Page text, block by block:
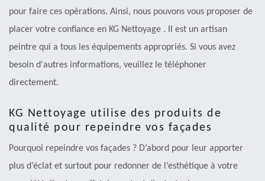
pour faire ces opérations. Ainsi, nous pouvons vous proposer de
placer votre confiance en KG Nettoyage . Il est un artisan
peintre qui a tous les équipements appropriés. Si vous avez
besoin d'autres informations, veuillez le téléphoner
directement.
KG Nettoyage utilise des produits de
qualité pour repeindre vos façades
Pourquoi repeindre vos façades ? D’abord pour leur apporter
plus d’éclat et surtout pour redonner de l’esthétique à votre